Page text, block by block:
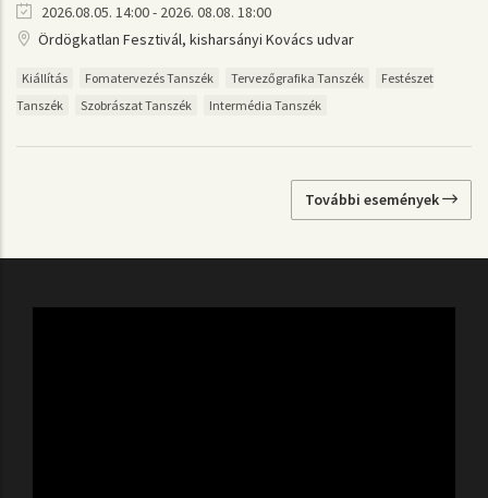
2026.08.05. 14:00 - 2026. 08.08. 18:00
Ördögkatlan Fesztivál, kisharsányi Kovács udvar
Kiállítás Fomatervezés Tanszék Tervezőgrafika Tanszék
Festészet
Tanszék
Szobrászat Tanszék Intermédia Tanszék
További események